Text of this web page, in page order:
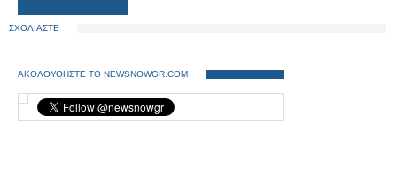
ΣΧΟΛΙΑΣΤΕ
ΑΚΟΛΟΥΘΗΣΤΕ ΤΟ NEWSNOWGR.COM